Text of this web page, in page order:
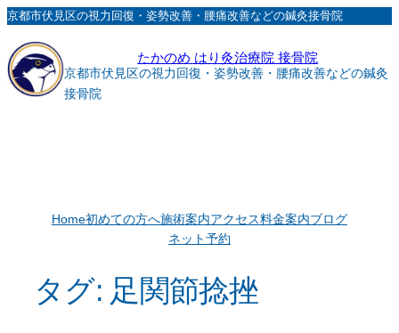
内
を
ス
キ
京都市伏見区の視力回復・姿勢改善・腰痛改善などの鍼灸接骨院
たかのめ はり灸治療院 接骨院
京都市伏見区の視力回復・姿勢改善・腰痛改善などの鍼灸
接骨院
Home初めての方へ施術案内アクセス料金案内ブログ
ネット予約
タグ: 足関節捻挫